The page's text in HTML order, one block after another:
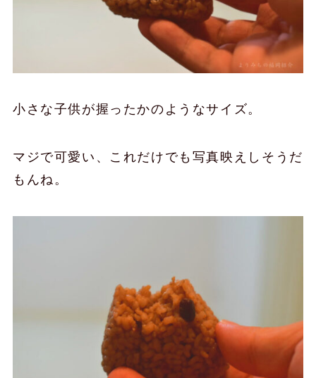
小さな子供が握ったかのようなサイズ。
マジで可愛い、これだけでも写真映えしそうだ
もんね。